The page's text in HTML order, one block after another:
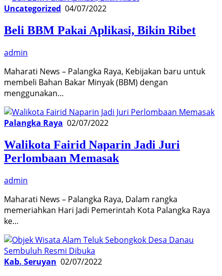
Uncategorized 04/07/2022
Beli BBM Pakai Aplikasi, Bikin Ribet
admin
Maharati News – Palangka Raya, Kebijakan baru untuk
membeli Bahan Bakar Minyak (BBM) dengan
menggunakan…
Palangka Raya 02/07/2022
Walikota Fairid Naparin Jadi Juri
Perlombaan Memasak
admin
Maharati News – Palangka Raya, Dalam rangka
memeriahkan Hari Jadi Pemerintah Kota Palangka Raya
ke…
Kab. Seruyan 02/07/2022